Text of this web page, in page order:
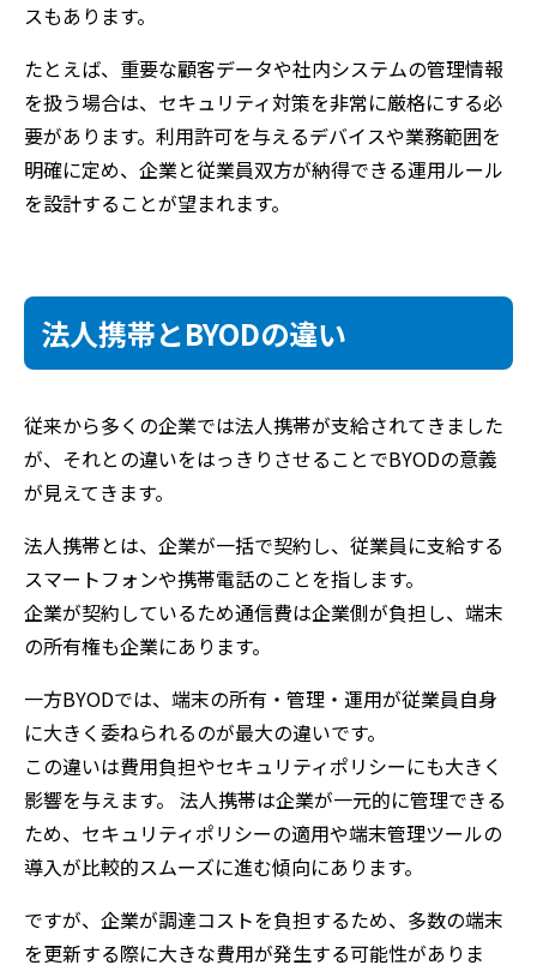
スもあります。
たとえば、重要な顧客データや社内システムの管理情報
を扱う場合は、セキュリティ対策を非常に厳格にする必
要があります。利用許可を与えるデバイスや業務範囲を
明確に定め、企業と従業員双方が納得できる運用ルール
を設計することが望まれます。
法人携帯とBYODの違い
従来から多くの企業では法人携帯が支給されてきました
が、それとの違いをはっきりさせることでBYODの意義
が見えてきます。
法人携帯とは、企業が一括で契約し、従業員に支給する
スマートフォンや携帯電話のことを指します。
企業が契約しているため通信費は企業側が負担し、端末
の所有権も企業にあります。
一方BYODでは、端末の所有・管理・運用が従業員自身
に大きく委ねられるのが最大の違いです。
この違いは費用負担やセキュリティポリシーにも大きく
影響を与えます。 法人携帯は企業が一元的に管理できる
ため、セキュリティポリシーの適用や端末管理ツールの
導入が比較的スムーズに進む傾向にあります。
ですが、企業が調達コストを負担するため、多数の端末
を更新する際に大きな費用が発生する可能性がありま